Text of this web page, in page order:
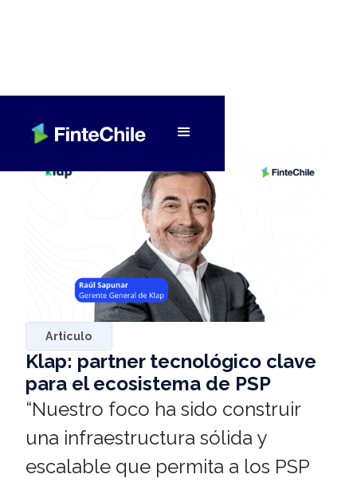
Artículo
Klap: partner tecnológico clave
para el ecosistema de PSP
“Nuestro foco ha sido construir
una infraestructura sólida y
escalable que permita a los PSP